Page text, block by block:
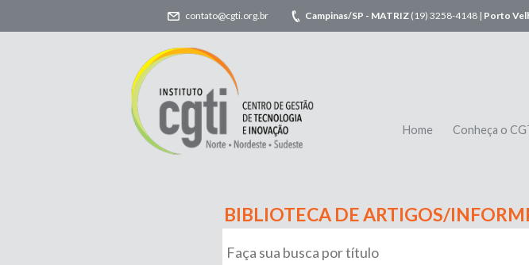
contato@cgti.org.br Campinas/SP - MATRIZ (19) 3258-4148 | Porto
Home Conheça o
BIBLIOTECA DE ARTIGOS/